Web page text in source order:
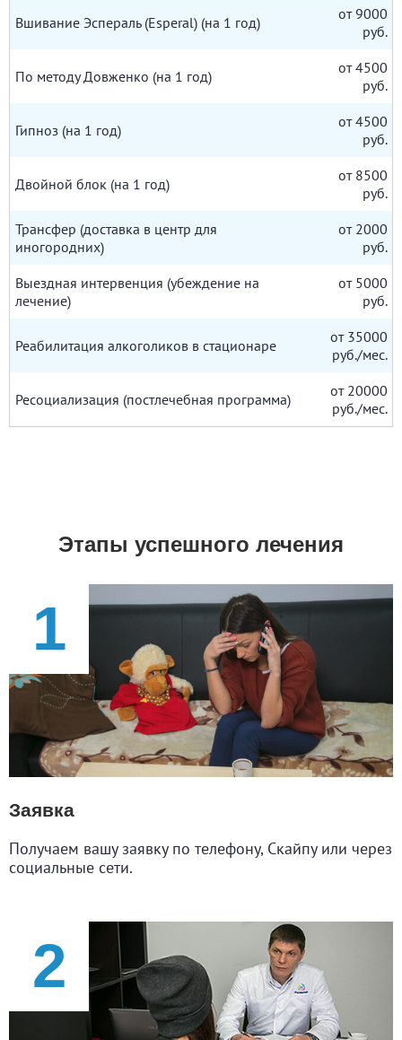
Вшивание Эспераль (Esperal) (на 1 год)
от 9000
руб.
По методу Довженко (на 1 год)
от 4500
руб.
Гипноз (на 1 год)
от 4500
руб.
Двойной блок (на 1 год)
от 8500
руб.
Трансфер (доставка в центр для
иногородних)
от 2000
руб.
Выездная интервенция (убеждение на
лечение)
от 5000
руб.
Реабилитация алкоголиков в стационаре
от 35000
руб./мес.
Ресоциализация (постлечебная программа)
от 20000
руб./мес.
Этапы успешного лечения
Заявка
Получаем вашу заявку по телефону, Скайпу или через
социальные сети.